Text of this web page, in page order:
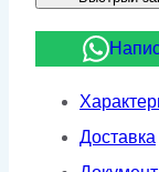
АД16-
Доставка